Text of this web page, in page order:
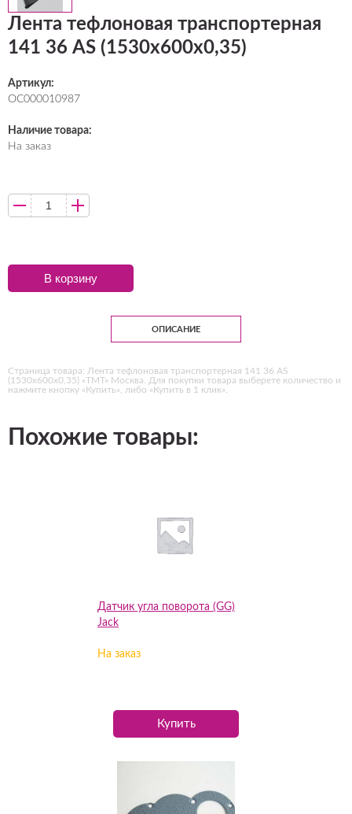
Лента тефлоновая транспортерная
141 36 AS (1530х600х0,35)
Артикул:
ОС000010987
Наличие товара:
На заказ
В корзину
ОПИСАНИЕ
Страница товара: Лента тефлоновая транспортерная 141 36 AS
(1530х600х0,35) «ТМТ» Москва. Для покупки товара выберете количество и
нажмите кнопку «Купить», либо «Купить в 1 клик».
Похожие товары:
Датчик угла поворота (GG)
Jack
На заказ
Купить